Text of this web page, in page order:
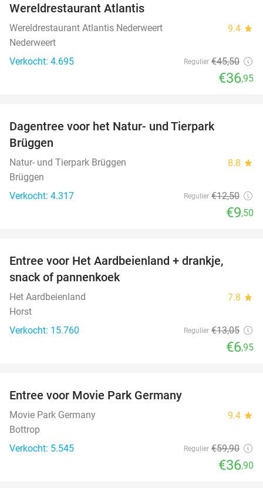
Wereldrestaurant Atlantis
Wereldrestaurant Atlantis Nederweert 9.4 star
Nederweert
Verkocht: 4.695
Regulier €45,50
€36,95
Dagentree voor het Natur- und Tierpark
Brüggen
Natur- und Tierpark Brüggen 8.8 star
Brüggen
Verkocht: 4.317
Regulier €12,50
€9,50
Entree voor Het Aardbeienland + drankje,
snack of pannenkoek
Het Aardbeienland 7.8 star
Horst
Verkocht: 15.760
Regulier €13,05
€6,95
Entree voor Movie Park Germany
Movie Park Germany 9.4 star
Bottrop
Verkocht: 5.545
Regulier €59,90
€36,90